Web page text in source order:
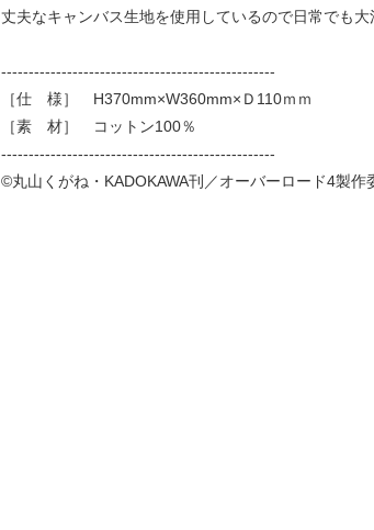
丈夫なキャンバス生地を使用しているので日常でも大
--------------------------------------------------
［仕 様］ H370mm×W360mm×Ｄ110ｍｍ
［素 材］ コットン100％
--------------------------------------------------
©丸山くがね・KADOKAWA刊／オーバーロード4製作